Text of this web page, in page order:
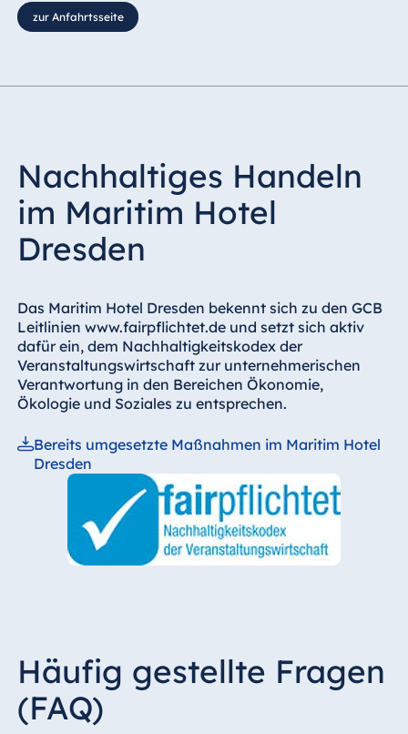
zur Anfahrtsseite
Nachhaltiges Handeln
im Maritim Hotel
Dresden
Das Maritim Hotel Dresden bekennt sich zu den GCB
Leitlinien www.fairpflichtet.de und setzt sich aktiv
dafür ein, dem Nachhaltigkeitskodex der
Veranstaltungswirtschaft zur unternehmerischen
Verantwortung in den Bereichen Ökonomie,
Ökologie und Soziales zu entsprechen.
Bereits umgesetzte Maßnahmen im Maritim Hotel
Dresden
Häufig gestellte Fragen
(FAQ)